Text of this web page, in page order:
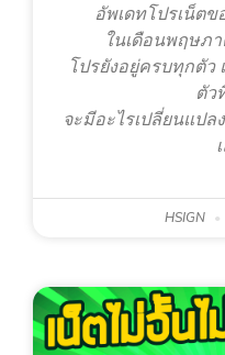
อัพเดทโปรเน็ตข
ในเดือนพฤษภ
โปรยังอยู่ครบทุกตัว
ตัว
จะมีอะไรเปลี่ยนแปล
HSIGN